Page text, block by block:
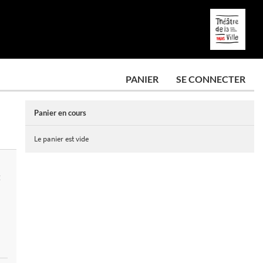
PANIER SE CONNECTER
Panier en cours
Le panier est vide